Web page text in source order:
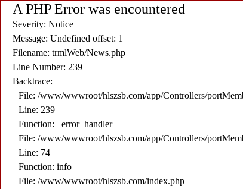
A PHP Error was encountered
Severity: Notice
Message: Undefined offset: 1
Filename: trmlWeb/News.php
Line Number: 239
Backtrace:
File: /www/wwwroot/hlszsb.com/app/Controllers/
Line: 239
Function: _error_handler
File: /www/wwwroot/hlszsb.com/app/Controllers/
Line: 74
Function: info
File: /www/wwwroot/hlszsb.com/index.php